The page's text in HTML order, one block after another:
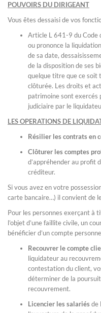
POUVOIRS DU DIRIGEANT
Vous êtes dessaisi de vos
Article L 641-9 du Code
ou prononce la
de sa date,
de la disposition de ses
quelque titre que ce soit
clôturée. Les droits et
patrimoine sont exercés
judiciaire par le
LES OPERATIONS DE
Résilier les contrats en
Clôturer les comptes
d’appréhender au profit
créditeur.
Si vous avez en votre
carte bancaire…) il convient de
Pour les personnes exerçant à
l’objet d’une faillite civile, un
bénéficier d’un compte
Recouvrer le compte
liquidateur au
contestation du client,
déterminer de la
recouvrement.
Licencier les salariésde